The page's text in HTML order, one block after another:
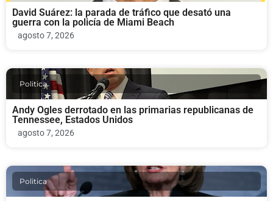
David Suárez: la parada de tráfico que desató una
guerra con la policía de Miami Beach
agosto 7, 2026
Politica
Andy Ogles derrotado en las primarias republicanas de
Tennessee, Estados Unidos
agosto 7, 2026
Politica